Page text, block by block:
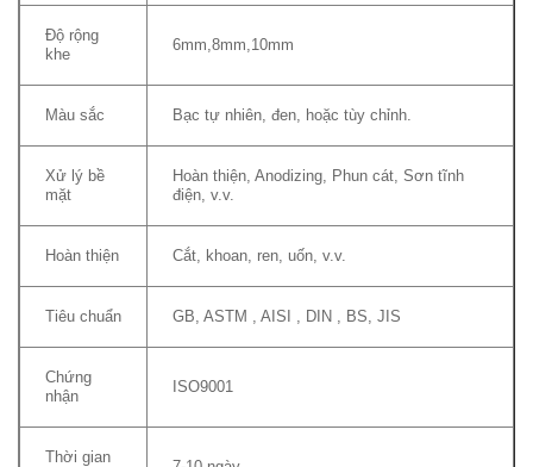
Độ rộng
khe
6mm,8mm,10mm
Màu sắc Bạc tự nhiên, đen, hoặc tùy chỉnh.
Xử lý bề
mặt
Hoàn thiện, Anodizing, Phun cát, Sơn tĩnh
điện, v.v.
Hoàn thiện Cắt, khoan, ren, uốn, v.v.
Tiêu chuẩn GB, ASTM , AISI , DIN , BS, JIS
Chứng
nhận
ISO9001
Thời gian